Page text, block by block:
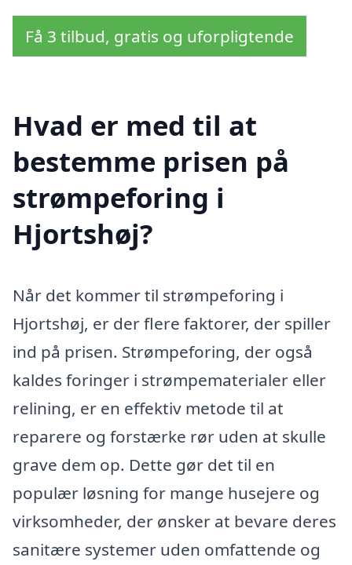
Få 3 tilbud, gratis og uforpligtende
Hvad er med til at
bestemme prisen på
strømpeforing i
Hjortshøj?
Når det kommer til strømpeforing i
Hjortshøj, er der flere faktorer, der spiller
ind på prisen. Strømpeforing, der også
kaldes foringer i strømpematerialer eller
relining, er en effektiv metode til at
reparere og forstærke rør uden at skulle
grave dem op. Dette gør det til en
populær løsning for mange husejere og
virksomheder, der ønsker at bevare deres
sanitære systemer uden omfattende og